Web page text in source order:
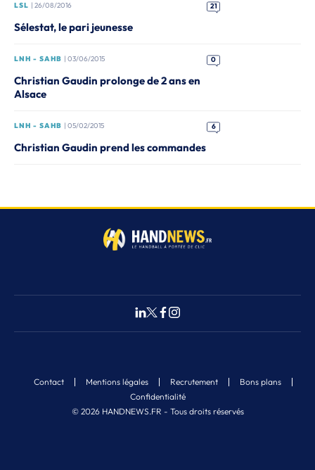
LSL | 26/08/2016 21
Sélestat, le pari jeunesse
LNH - SAHB | 03/06/2015 0
Christian Gaudin prolonge de 2 ans en
Alsace
LNH - SAHB | 05/02/2015 6
Christian Gaudin prend les commandes
© 2026 HANDNEWS.FR - Tous droits réservés
Contact Mentions légales Recrutement
Bons plans
Confidentialité